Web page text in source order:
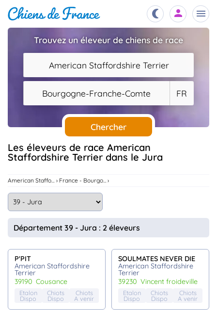
Chiots
Éleveurs
Étalons
Chiens
Services
..
Assurances
Connexion
Trouvez un éleveur de chiens de race
American Staffordshire Terrier
Bourgogne-Franche-Comte FR
Chercher
Les éleveurs de race American
Staffordshire Terrier dans le Jura
American Staffordshire Terrier France - Bourgogne-Franche-Comte
Département 39 - Jura : 2 éleveurs
P'PIT
American Staffordshire
Terrier
39190
cousance
Etalon
Dispo
Chiots
Dispo
Chiots
A venir
SOULMATES NEVER DIE
American Staffordshire
Terrier
39230
vincent froideville
Etalon
Dispo
Chiots
Dispo
Chiots
A venir